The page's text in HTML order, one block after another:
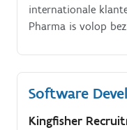
internationale
Pharma is volop
innovatieve
wereldwijd om
Software
Kingfisher